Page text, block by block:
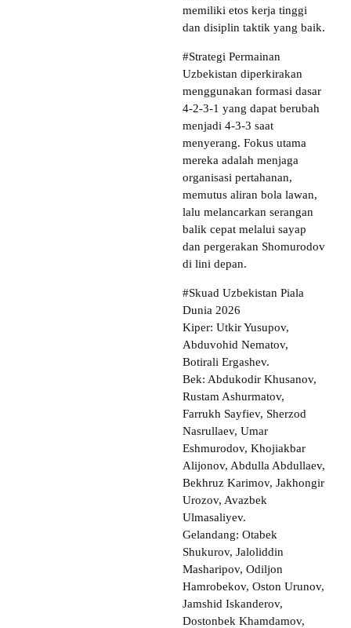
memiliki etos kerja tinggi
dan disiplin taktik yang baik.
#Strategi Permainan
Uzbekistan diperkirakan
menggunakan formasi dasar
4-2-3-1 yang dapat berubah
menjadi 4-3-3 saat
menyerang. Fokus utama
mereka adalah menjaga
organisasi pertahanan,
memutus aliran bola lawan,
lalu melancarkan serangan
balik cepat melalui sayap
dan pergerakan Shomurodov
di lini depan.
#Skuad Uzbekistan Piala
Dunia 2026
Kiper: Utkir Yusupov,
Abduvohid Nematov,
Botirali Ergashev.
Bek: Abdukodir Khusanov,
Rustam Ashurmatov,
Farrukh Sayfiev, Sherzod
Nasrullaev, Umar
Eshmurodov, Khojiakbar
Alijonov, Abdulla Abdullaev,
Bekhruz Karimov, Jakhongir
Urozov, Avazbek
Ulmasaliyev.
Gelandang: Otabek
Shukurov, Jaloliddin
Masharipov, Odiljon
Hamrobekov, Oston Urunov,
Jamshid Iskanderov,
Dostonbek Khamdamov,